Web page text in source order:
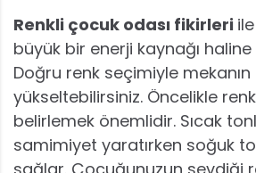
Renkli çocuk odası fikirleri
büyük bir enerji kaynağı
Doğru renk seçimiyle mekanın
yükseltebilirsiniz. Öncelikle
belirlemek önemlidir. Sıcak
samimiyet yaratırken soğuk